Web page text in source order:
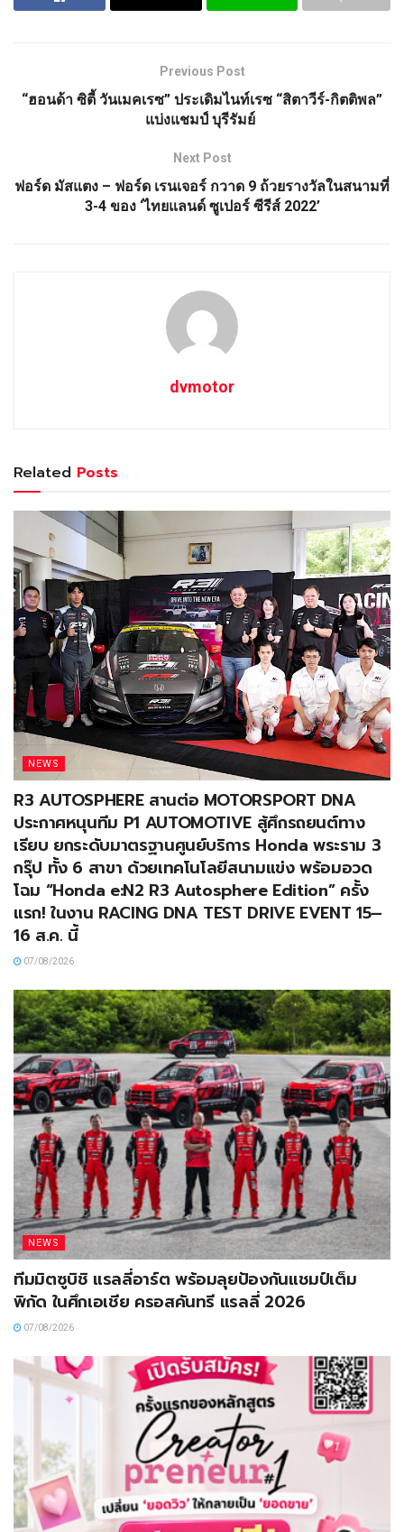
Previous Post
“ฮอนด้า ซิตี้ วันเมคเรซ” ประเดิมไนท์เรซ “สิตาวีร์-กิตติพล”
แบ่งแชมป์ บุรีรัมย์
Next Post
ฟอร์ด มัสแตง – ฟอร์ด เรนเจอร์ กวาด 9 ถ้วยรางวัลในสนามที่
3-4 ของ ‘ไทยแลนด์ ซูเปอร์ ซีรีส์ 2022’
dvmotor
Related Posts
NEWS
R3 AUTOSPHERE สานต่อ MOTORSPORT DNA
ประกาศหนุนทีม P1 AUTOMOTIVE สู้ศึกรถยนต์ทาง
เรียบ ยกระดับมาตรฐานศูนย์บริการ Honda พระราม 3
กรุ๊ป ทั้ง 6 สาขา ด้วยเทคโนโลยีสนามแข่ง พร้อมอวด
โฉม “Honda e:N2 R3 Autosphere Edition” ครั้ง
แรก! ในงาน RACING DNA TEST DRIVE EVENT 15–
16 ส.ค. นี้
07/08/2026
NEWS
ทีมมิตซูบิชิ แรลลี่อาร์ต พร้อมลุยป้องกันแชมป์เต็ม
พิกัด ในศึกเอเชีย ครอสคันทรี แรลลี่ 2026
07/08/2026